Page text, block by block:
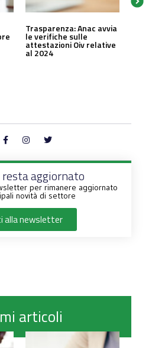
Trasparenza: Anac avvia
le verifiche sulle
attestazioni Oiv relative
al 2024
aggiornato
per rimanere aggiornato
novità di settore
alla newsletter
articoli